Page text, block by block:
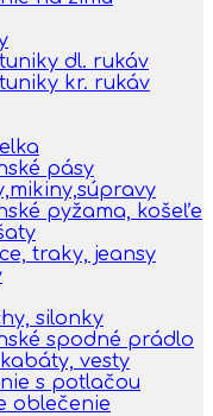
dl. rukáv
kr. rukáv
pásy
pyžama, košeľe
traky, jeansy
silonky
spodné prádlo
vesty
s potlačou
oblečenie